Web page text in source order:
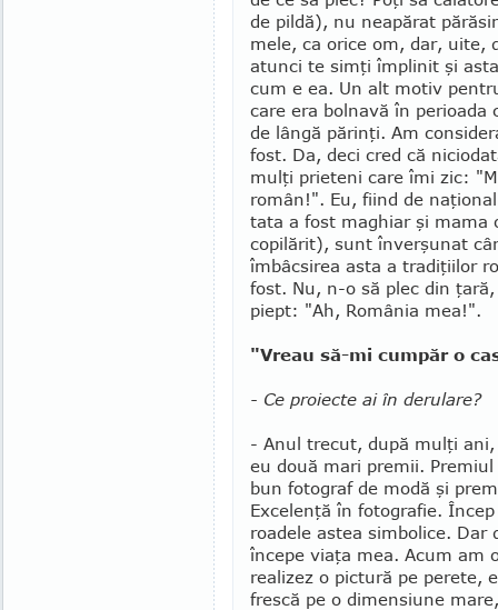
de pildă), nu neapărat
mele, ca orice om, dar, uite,
atunci te simţi împlinit şi
cum e ea. Un alt motiv
care era bolnavă în perioada
de lângă părinţi. Am
fost. Da, deci cred că
mulţi prieteni care îmi zic:
român!". Eu, fiind de
tata a fost maghiar şi mama
copilărit), sunt înverşunat
îmbâcsirea asta a tradiţiilor
fost. Nu, n-o să plec din
piept: "Ah, România mea!".
"Vreau să-mi cumpăr o
- Ce proiecte ai în derulare?
- Anul trecut, după mulţi
eu două mari premii. Premiul
bun fotograf de modă şi
Excelenţă în fotografie.
roadele astea simbolice. Dar
începe viaţa mea. Acum am
realizez o pic­tură pe perete,
frescă pe o dimensiune